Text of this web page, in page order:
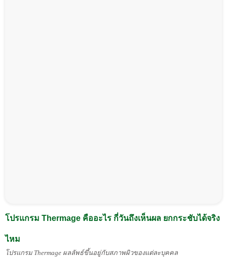
โปรแกรม Thermage คืออะไร กี่วันถึงเห็นผล ยกกระชับได้จริง
ไหม
โปรแกรม Thermage ผลลัพธ์ขึ้นอยู่กับสภาพผิวของแต่ละบุคคล